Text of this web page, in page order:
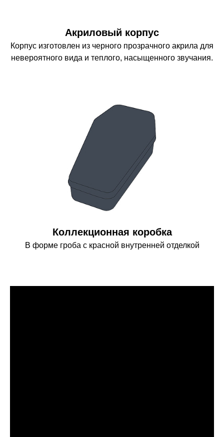
Акриловый корпус
Корпус изготовлен из черного прозрачного акрила для
невероятного вида и теплого, насыщенного звучания.
Коллекционная коробка
В форме гроба с красной внутренней отделкой